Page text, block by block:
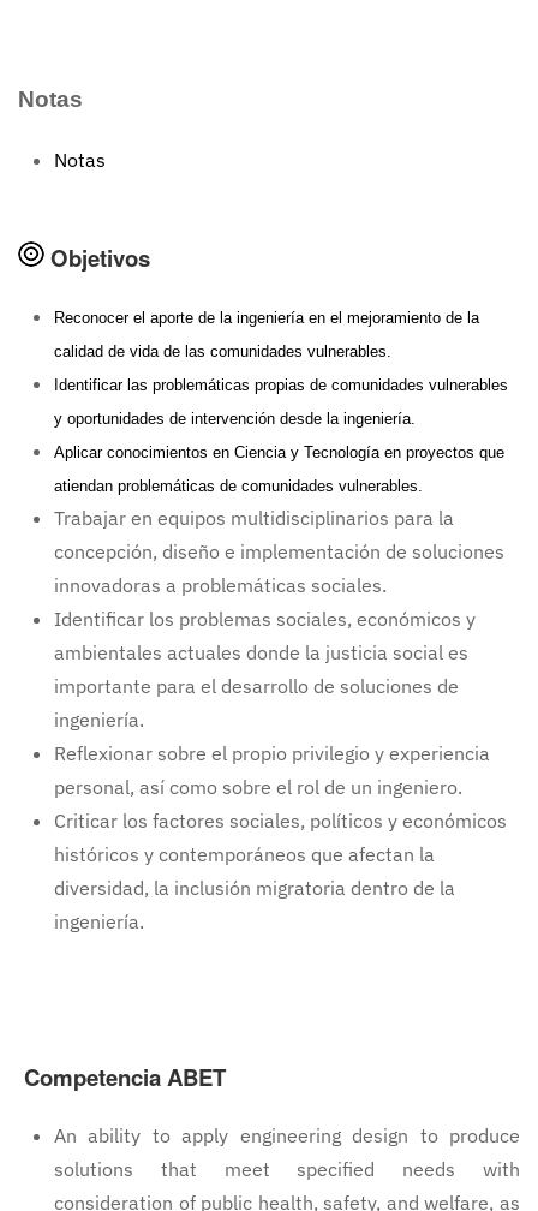
Notas
Notas
Objetivos
Reconocer el aporte de la ingeniería en el mejoramiento de la
calidad de vida de las comunidades vulnerables.
Identificar las problemáticas propias de comunidades vulnerables
y oportunidades de intervención desde la ingeniería.
Aplicar conocimientos en Ciencia y Tecnología en proyectos que
atiendan problemáticas de comunidades vulnerables.
Trabajar en equipos multidisciplinarios para la
concepción, diseño e implementación de soluciones
innovadoras a problemáticas sociales.
Identificar los problemas sociales, económicos y
ambientales actuales donde la justicia social es
importante para el desarrollo de soluciones de
ingeniería.
Reflexionar sobre el propio privilegio y experiencia
personal, así como sobre el rol de un ingeniero.
Criticar los factores sociales, políticos y económicos
históricos y contemporáneos que afectan la
diversidad, la inclusión migratoria dentro de la
ingeniería.
Competencia ABET
An ability to apply engineering design to produce
solutions that meet specified needs with
consideration of public health, safety, and welfare, as